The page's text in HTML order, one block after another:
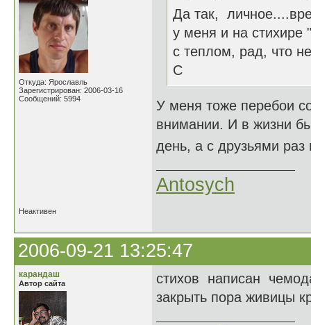
Откуда: Ярославль
Зарегистрирован: 2006-03-16
Сообщений: 5994
Да так,
у меня и на
с теплом, рад, что
С
У меня тоже перебои
внимании. И в жизни
день, а с друзьями
Antosych
Неактивен
2006-09-21 13:25:47
карандаш
Автор сайта
стихов написан
закрыть пора живицы